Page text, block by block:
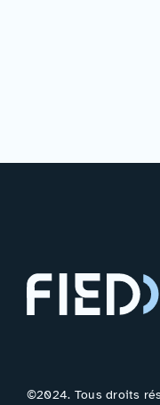
©2024. Tous droits